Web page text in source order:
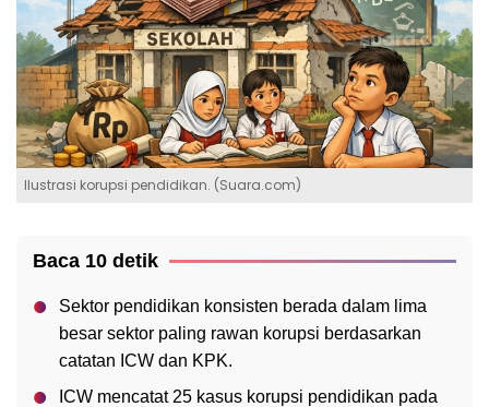
Ilustrasi korupsi pendidikan. (Suara.com)
Baca 10 detik
Sektor pendidikan konsisten berada dalam lima
besar sektor paling rawan korupsi berdasarkan
catatan ICW dan KPK.
ICW mencatat 25 kasus korupsi pendidikan pada